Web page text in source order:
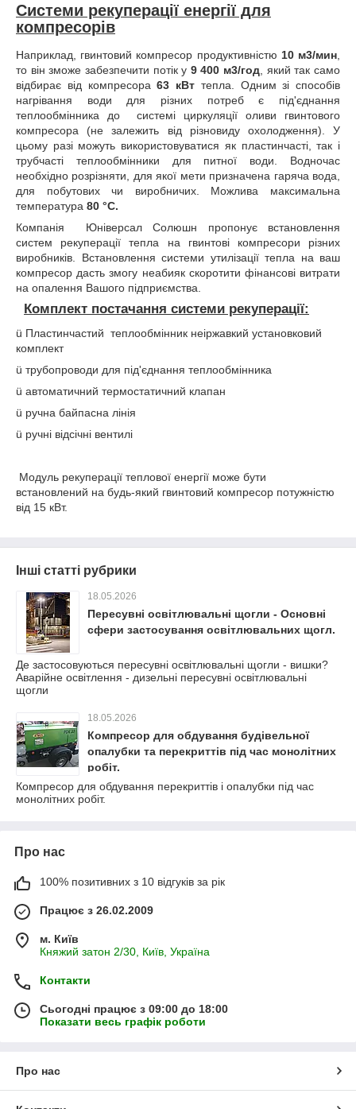
Системи рекуперації енергії для
компресорів
Наприклад, гвинтовий компресор продуктивністю 10 м3/мин,
то він зможе забезпечити потік у 9 400 м3/год, який так само
відбирає від компресора63 кВт тепла. Одним зі способів
нагрівання води для різних потреб є під'єднання
теплообмінника до
системі циркуляції оливи гвинтового
компресора (не залежить від різновиду охолодження). У
цьому разі можуть використовуватися як пластинчасті, так і
трубчасті теплообмінники для питної води. Водночас
необхідно розрізняти, для якої мети призначена гаряча вода,
для побутових чи виробничих. Можлива максимальна
температура 80 °C.
Компанія
Юніверсал Солюшн пропонує встановлення
систем рекуперації тепла на гвинтові компресори різних
виробників. Встановлення системи утилізації тепла на ваш
компресор дасть змогу неабияк скоротити фінансові витрати
на опалення Вашого підприємства.
Комплект постачання системи рекуперації:
ü Пластинчастий теплообмінник неіржавкий установковий
комплект
ü трубопроводи для під'єднання теплообмінника
ü автоматичний термостатичний клапан
ü ручна байпасна лінія
ü ручні відсічні вентилі
Модуль рекуперації теплової енергії може бути
встановлений на будь-який гвинтовий компресор потужністю
від 15 кВт.
Інші статті рубрики
18.05.2026
Пересувні освітлювальні щогли - Основні
сфери застосування освітлювальних щогл.
Де застосовуються пересувні освітлювальні щогли - вишки?
Аварійне освітлення - дизельні пересувні освітлювальні
щогли
18.05.2026
Компресор для обдування будівельної
опалубки та перекриттів під час монолітних
робіт.
Компресор для обдування перекриттів і опалубки під час
монолітних робіт.
Про нас
100% позитивних з 10 відгуків за рік
Працює з 26.02.2009
м. Київ
Княжий затон 2/30, Київ, Україна
Контакти
Сьогодні працює з 09:00 до 18:00
Показати весь графік роботи
Про нас